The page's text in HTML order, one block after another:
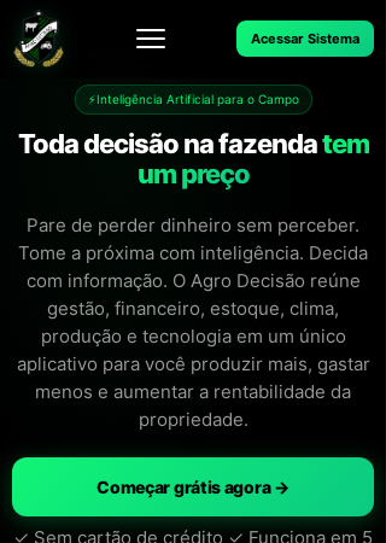
Acessar Sistema
⚡Inteligência Artificial para o Campo
Toda decisão na fazendatem
um preço
Pare de perder dinheiro sem perceber.
Tome a próxima com inteligência. Decida
com informação. O Agro Decisão reúne
gestão, financeiro, estoque, clima,
produção e tecnologia em um único
aplicativo para você produzir mais, gastar
menos e aumentar a rentabilidade da
propriedade.
Começar grátis agora →
✓ Sem cartão de crédito ✓ Funciona em 5